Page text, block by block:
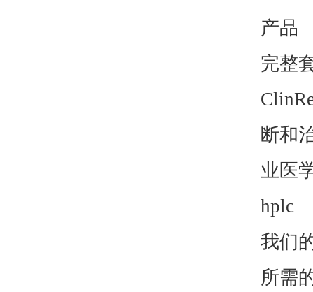
产品
完整
断和
业医
hplc
我们
所需